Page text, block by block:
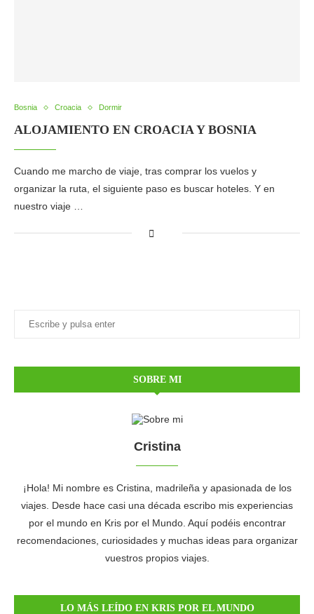
Bosnia Croacia Dormir
ALOJAMIENTO EN CROACIA Y BOSNIA
Cuando me marcho de viaje, tras comprar los vuelos y
organizar la ruta, el siguiente paso es buscar hoteles. Y en
nuestro viaje …
SOBRE MI
Cristina
¡Hola! Mi nombre es Cristina, madrileña y apasionada de los
viajes. Desde hace casi una década escribo mis experiencias
por el mundo en Kris por el Mundo. Aquí podéis encontrar
recomendaciones, curiosidades y muchas ideas para organizar
vuestros propios viajes.
LO MÁS LEÍDO EN KRIS POR EL MUNDO